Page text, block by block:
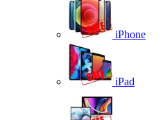
iPhone
iPad